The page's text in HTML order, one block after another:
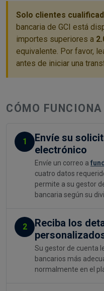
Solo clientes
bancaria de GCI está
importes superiores a
equivalente. Por favor,
antes de iniciar una
CÓMO FUNCIONA
1
Envíe su
electrónico
Envíe un correo a
cuatro datos
permite a su gestor
bancaria según su
2
Reciba los
Su gestor de cuenta
bancarios más
normalmente en el